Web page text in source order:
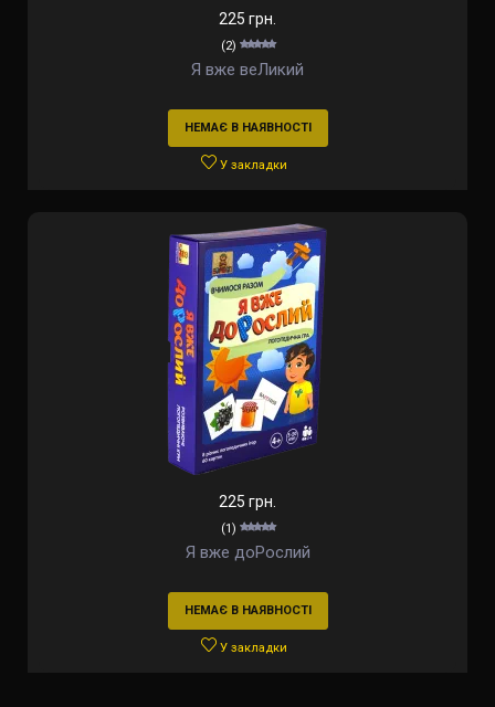
225 грн.
(2)
Я вже веЛикий
НЕМАЄ В НАЯВНОСТІ
У закладки
225 грн.
(1)
Я вже доРослий
НЕМАЄ В НАЯВНОСТІ
У закладки